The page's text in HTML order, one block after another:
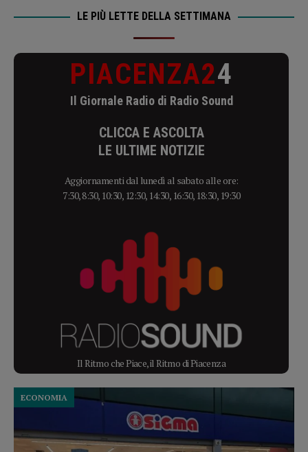
LE PIÙ LETTE DELLA SETTIMANA
PIACENZA24
Il Giornale Radio di Radio Sound
CLICCA E ASCOLTA
LE ULTIME NOTIZIE
Aggiornamenti dal lunedì al sabato alle ore:
7:30, 8:30, 10:30, 12:30, 14:30, 16:30, 18:30, 19:30
Il Ritmo che Piace, il Ritmo di Piacenza
ECONOMIA